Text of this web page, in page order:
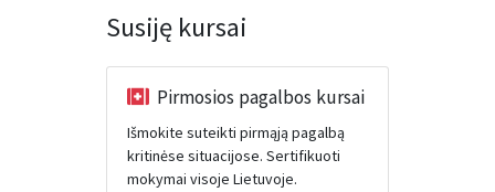
Susiję kursai
Pirmosios pagalbos kursai
Išmokite suteikti pirmąją pagalbą
kritinėse situacijose. Sertifikuoti
mokymai visoje Lietuvoje.